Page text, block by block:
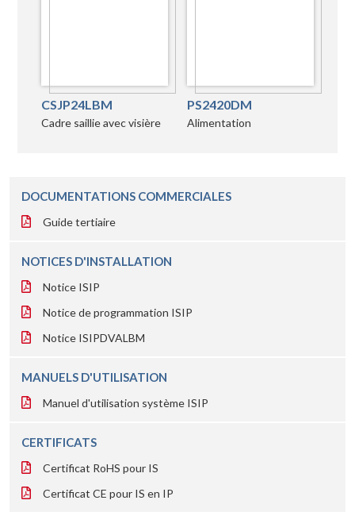
CSJP24LBM
Cadre saillie avec visière
PS2420DM
Alimentation
DOCUMENTATIONS COMMERCIALES
Guide tertiaire
NOTICES D'INSTALLATION
Notice ISIP
Notice de programmation ISIP
Notice ISIPDVALBM
MANUELS D'UTILISATION
Manuel d'utilisation système ISIP
CERTIFICATS
Certificat RoHS pour IS
Certificat CE pour IS en IP